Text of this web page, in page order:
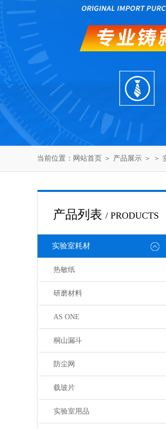
当前位置： 网站首页 ＞ 产品展示 ＞ ＞
产品列表 / PRODUCTS
实验室耗材
热敏纸
研磨材料
AS ONE
桐山漏斗
防尘网
载玻片
实验室用品